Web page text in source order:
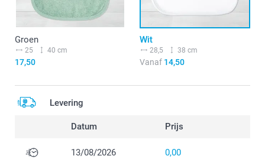
Groen
25 40 cm
17,50
Wit
28,5 38 cm
Vanaf14,50
Levering
Datum Prijs
13/08/2026 0,00